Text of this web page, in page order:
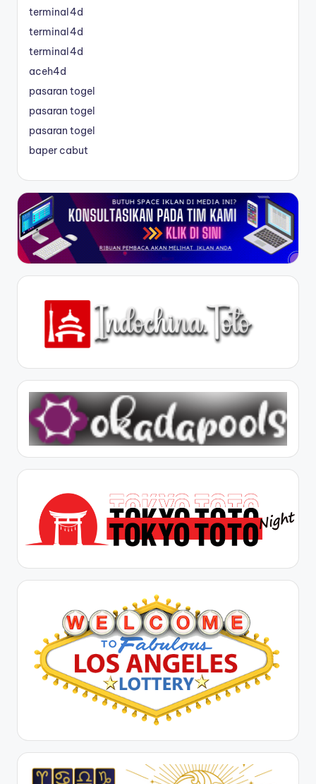
terminal4d
terminal4d
terminal4d
aceh4d
pasaran togel
pasaran togel
pasaran togel
baper cabut